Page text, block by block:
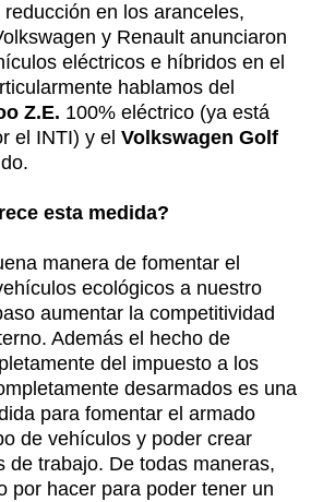
en los aranceles,
y Renault anunciaron
eléctricos e híbridos en el
hablamos del
Z.E. 100% eléctrico (ya está
el INTI) y el Volkswagen Golf
esta medida?
manera de fomentar el
ecológicos a nuestro
aumentar la competitividad
Además el hecho de
del impuesto a los
desarmados es una
para fomentar el armado
de vehículos y poder crear
de trabajo. De todas maneras,
por hacer para poder tener un